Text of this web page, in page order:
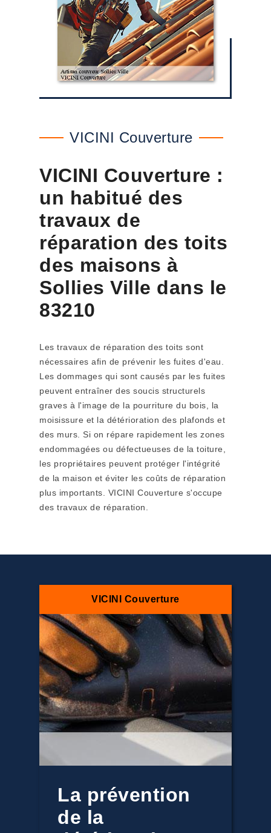
VICINI Couverture
VICINI Couverture :
un habitué des
travaux de
réparation des toits
des maisons à
Sollies Ville dans le
83210
Les travaux de réparation des toits sont
nécessaires afin de prévenir les fuites d'eau.
Les dommages qui sont causés par les fuites
peuvent entraîner des soucis structurels
graves à l'image de la pourriture du bois, la
moisissure et la détérioration des plafonds et
des murs. Si on répare rapidement les zones
endommagées ou défectueuses de la toiture,
les propriétaires peuvent protéger l'intégrité
de la maison et éviter les coûts de réparation
plus importants. VICINI Couverture s'occupe
des travaux de réparation.
VICINI Couverture
La prévention
de la